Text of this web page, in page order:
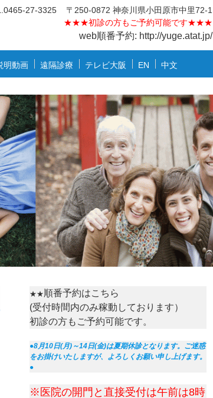
0465-27-3325
〒250-0872 神奈川県小田原市中里72-1
★★★初診の方もご予約可能です★★★
web順番予約: http://yuge.atat.jp/
明動画 遠隔診療 テレビ大阪 EN 中文
★★順番予約はこちら
(受付時間内のみ稼動しております）
初診の方もご予約可能です。
●8月10日(月)～14日(金)は夏期休診となります。ご迷惑
をお掛けいたしますが、よろしくお願い申し上げます。
●
※医院の開門と直接受付は午前は8時